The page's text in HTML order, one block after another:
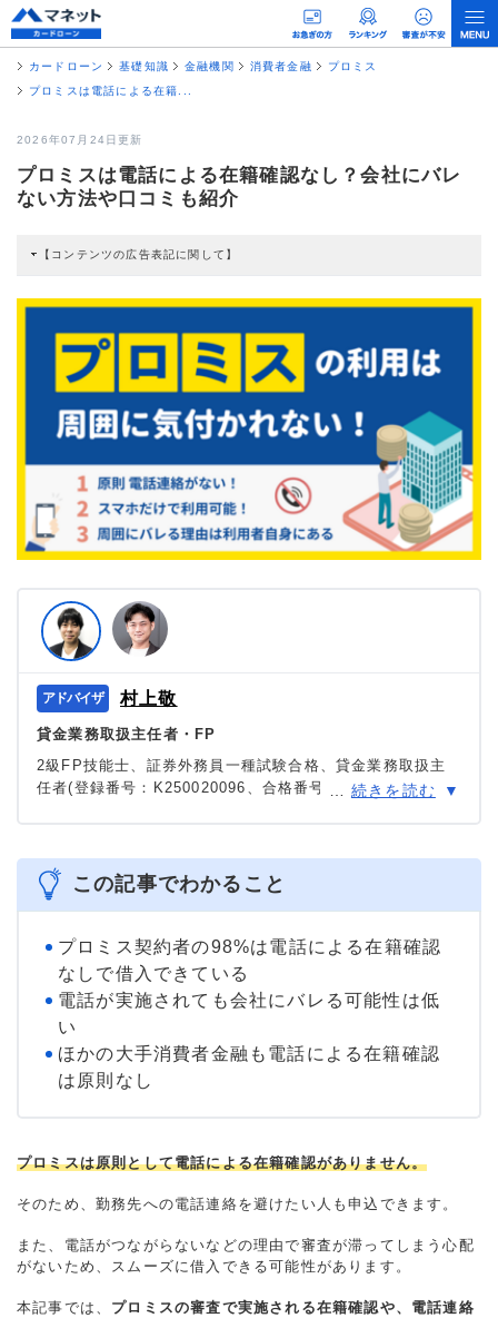
カードローン 基礎知識 金融機関 消費者金融
プロミス
プロミスは電話による在籍...
2026年07月24日更新
プロミスは電話による在籍確認なし？会社にバレ
ない方法や口コミも紹介
【コンテンツの広告表記に関して】
すると弊社に対して企業から紹介報酬が支払われるという収益モデルです。 た
への口コミ収集などに基づき、公平性を担保した情報提供を行っています。
>提携企業一覧
村上敬
貸金業務取扱主任者・FP
2級FP技能士、証券外務員一種試験合格、貸金業務取扱主
任者(登録番号：K250020096、合格番号：第F241000177
ン、FX、不動産、保険など、多くの金融領域における情報
メディアの編集・監修に携わり、実績は計2000本以上。ロ
ーン利用者へのインタビューなども多数実施し、専門知識
＞＞公式ページ
続きを読む
この記事でわかること
プロミス契約者の98%は電話による在籍確認
なしで借入できている
電話が実施されても会社にバレる可能性は低
い
ほかの大手消費者金融も電話による在籍確認
は原則なし
プロミスは原則として電話による在籍確認がありません。
そのため、勤務先への電話連絡を避けたい人も申込できます。
また、電話がつながらないなどの理由で審査が滞ってしまう心配
がないため、スムーズに借入できる可能性があります。
本記事では、 プロミスの審査で実施される在籍確認や、電話連絡